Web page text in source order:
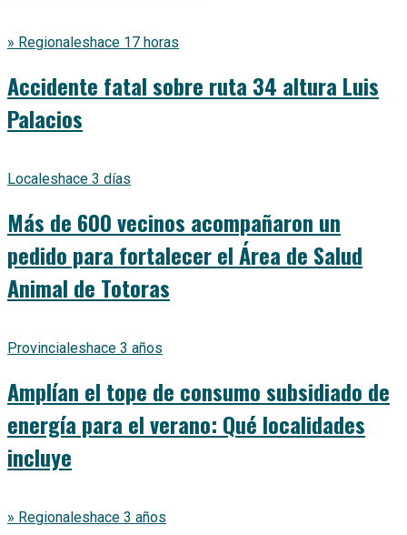
» Regionaleshace 17 horas
Accidente fatal sobre ruta 34 altura Luis
Palacios
Localeshace 3 días
Más de 600 vecinos acompañaron un
pedido para fortalecer el Área de Salud
Animal de Totoras
Provincialeshace 3 años
Amplían el tope de consumo subsidiado de
energía para el verano: Qué localidades
incluye
» Regionaleshace 3 años